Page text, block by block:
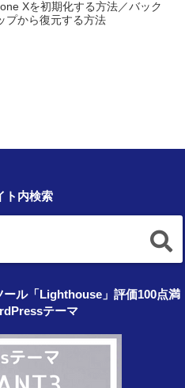
Xを初期化する方法／バック
プから復元する方法
ト内検索
ル「Lighthouse」評価100点満
テーマ